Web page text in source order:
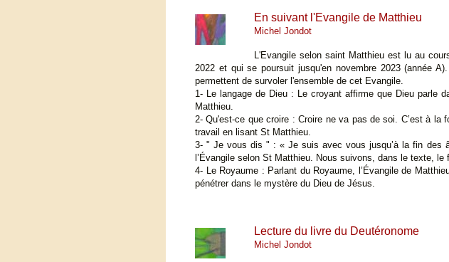
En suivant l'Evangile de Matthieu
Michel Jondot
L'Evangile selon saint Matthieu est lu au
2022 et qui se poursuit jusqu'en novembre 2023 (année
permettent de survoler l'ensemble de cet Evangile.
1- Le langage de Dieu : Le croyant affirme que Dieu parle
Matthieu.
2- Qu'est-ce que croire : Croire ne va pas de soi. C’est à la
travail en lisant St Matthieu.
3- " Je vous dis " : « Je suis avec vous jusqu’à la fin des
l’Évangile selon St Matthieu. Nous suivons, dans le texte, le
4- Le Royaume : Parlant du Royaume, l’Évangile de
pénétrer dans le mystère du Dieu de Jésus.
Lecture du livre du Deutéronome
Michel Jondot